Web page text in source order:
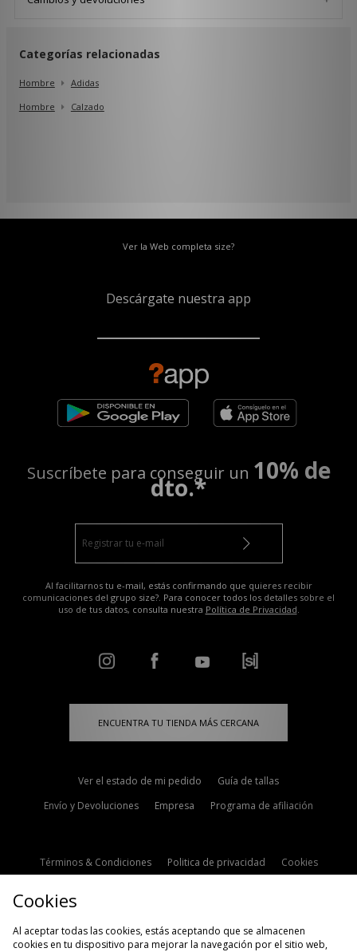
Categorías relacionadas
Hombre
Adidas
Hombre
Calzado
Ver la Web completa size?
Descárgate nuestra app
Suscríbete para conseguir un 10% de
dto.*
Al facilitarnos tu e-mail, estás confirmando que quieres recibir
comunicaciones del grupo size?. Para conocer todos los detalles sobre el
uso de tus datos, consulta nuestra Política de Privacidad
ENCUENTRA TU TIENDA MÁS CERCANA
Ver el estado de mi pedido
Guía de tallas
Envío y Devoluciones
Empresa Programa de afiliación
Términos & Condiciones Politica de privacidad
Cookies
Cookies
Al aceptar todas las cookies, estás aceptando que se almacenen
cookies en tu dispositivo para mejorar la navegación por el sitio web,